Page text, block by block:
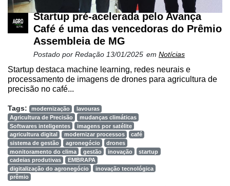
Robótica
Conectividade
Análise
E-
Informatização
da
Agricultura
Vertical
Software
Empresarial
Startup pré-acelerada pelo Avança
Café é uma das vencedoras do Prêmio
Assembleia de MG
Postado por Redação 13/01/2025 em Notícias
Startup destaca machine learning, redes neurais e
processamento de imagens de drones para agricultura de
precisão no café...
Tags: modernização
lavouras
Agricultura de Precisão
mudanças climáticas
Softwares inteligentes
imagens por satélite
agricultura digital
modernizar processos
café
sistema de gestão
agronegócio
drones
monitoramento do clima
gestão inovação
startup
cadeias produtivas
EMBRAPA
digitalização do agronegócio
inovação tecnológica
prêmio